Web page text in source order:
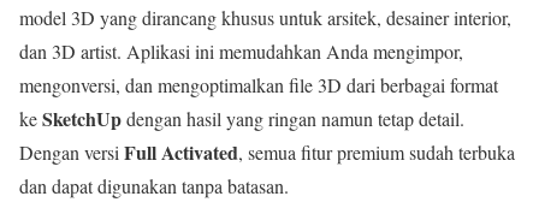
model 3D yang dirancang khusus untuk arsitek, desainer interior,
dan 3D artist. Aplikasi ini memudahkan Anda mengimpor,
mengonversi, dan mengoptimalkan file 3D dari berbagai format
keSketchUpdengan hasil yang ringan namun tetap detail.
Dengan versi Full Activated, semua fitur premium sudah terbuka
dan dapat digunakan tanpa batasan.